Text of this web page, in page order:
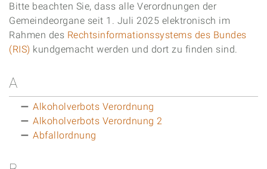
Bitte beachten Sie, dass alle Verordnungen der
Gemeindeorgane seit 1. Juli 2025 elektronisch im
Rahmen des Rechtsinformationssystems des Bundes
(RIS) kundgemacht werden und dort zu finden sind.
A
Alkoholverbots Verordnung
Alkoholverbots Verordnung 2
Abfallordnung